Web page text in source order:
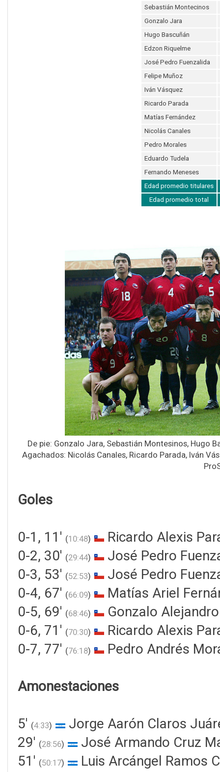
Sebastián Montecinos
Gonzalo Jara
Hugo Bascuñán
Edzon Riquelme
José Pedro Fuenzalida
Felipe Muñoz
Iván Vásquez
Ricardo Parada
Matías Fernández
Nicolás Canales
Pedro Morales
Eduardo Tudela
Fernando Meneses
Edad promedio titulares
Edad promedio total
De pie: Gonzalo Jara, Sebastián Montesinos, Hugo
Agachados: Nicolás Canales, Ricardo Parada, Iván
Goles
0-1, 11' (10:48)
Ricardo Alexis
0-2, 30' (29:44)
José Pedro
0-3, 53' (52:53)
José Pedro
0-4, 67' (66:09)
Matías Ariel
0-5, 69' (68:46)
Gonzalo
0-6, 71' (70:30)
Ricardo Alexis
0-7, 77' (76:18) Pedro Andrés
Amonestaciones
5' (4:33)
Jorge Aarón Claros
29' (28:56)
José Armando Cruz
51' (50:17) Luis Arcángel Ramos